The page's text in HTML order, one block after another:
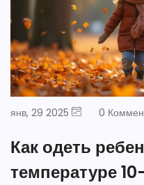
янв, 29 2025 0
Как одеть
температуре